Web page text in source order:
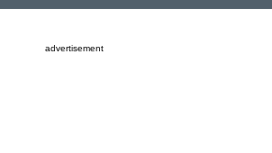
advertisement